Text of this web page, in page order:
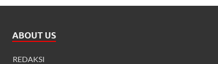
ABOUT US
REDAKSI